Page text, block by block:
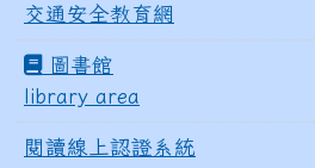
交通安全教育網
圖書館
library area
閱讀線上認證系統